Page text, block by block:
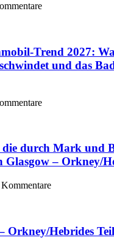
Trend 2027:
und das
durch Mark und
Glasgow – Orkney/
Orkney/Hebrides